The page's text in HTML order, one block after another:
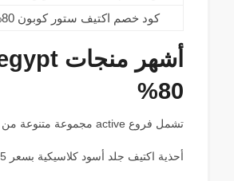
كود خصم اكتيف ستور كوبون 80% فعال لكل منتجات متجر activ store
80%
تشمل فروع active مجموعة متنوعة من عروض اكتيف المميزة منها:
أحذية اكتيف جلد أسود كلاسيكية بسعر 925 جنيه، وتي شيرت اكتيف رمادي بولو بكم قصير بسعر 299 جنيه.